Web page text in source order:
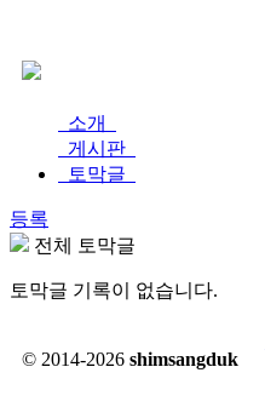
소개
게시판
토막글
등록
전체 토막글
토막글 기록이 없습니다.
© 2014-2026 shimsangduk